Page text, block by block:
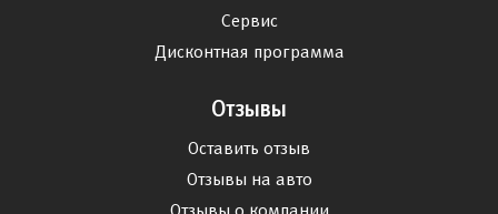
Сервис
Дисконтная программа
Отзывы
Оставить отзыв
Отзывы на авто
Отзывы о компании